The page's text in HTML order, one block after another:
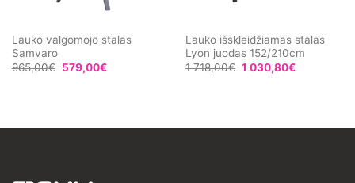
Lauko valgomojo stalas
Samvaro
965,00€ 579,00€
Lauko išskleidžiamas stalas
Lyon juodas 152/210cm
1 718,00€ 1 030,80€